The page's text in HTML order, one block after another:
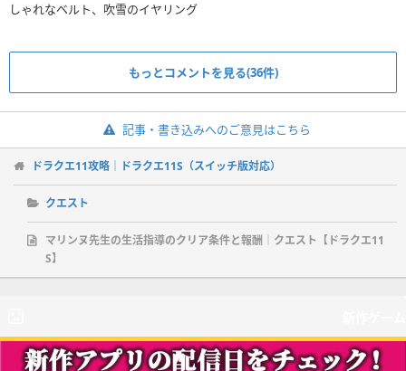
しゃれなベルト、吹雪のイヤリング
もっとコメントを見る(36件)
記事・書き込みへのご意見はこちら
ドラクエ11攻略｜ドラクエ11S（スイッチ版対応）
クエスト
マリンヌ先生の生活指導のクリア条件と報酬｜クエスト【ドラクエ11
S】